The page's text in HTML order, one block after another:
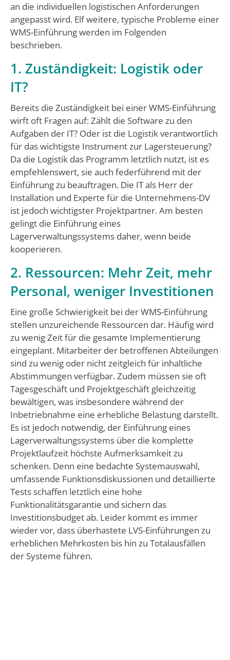
an die individuellen logistischen Anforderungen
angepasst wird. Elf weitere, typische Probleme einer
WMS-Einführung werden im Folgenden
beschrieben.
1. Zuständigkeit: Logistik oder
IT?
Bereits die Zuständigkeit bei einer WMS-Einführung
wirft oft Fragen auf: Zählt die Software zu den
Aufgaben der IT? Oder ist die Logistik verantwortlich
für das wichtigste Instrument zur Lagersteuerung?
Da die Logistik das Programm letztlich nutzt, ist es
empfehlenswert, sie auch federführend mit der
Einführung zu beauftragen. Die IT als Herr der
Installation und Experte für die Unternehmens-DV
ist jedoch wichtigster Projektpartner. Am besten
gelingt die Einführung eines
Lagerverwaltungssystems daher, wenn beide
kooperieren.
2. Ressourcen: Mehr Zeit, mehr
Personal, weniger Investitionen
Eine große Schwierigkeit bei der WMS-Einführung
stellen unzureichende Ressourcen dar. Häufig wird
zu wenig Zeit für die gesamte Implementierung
eingeplant. Mitarbeiter der betroffenen Abteilungen
sind zu wenig oder nicht zeitgleich für inhaltliche
Abstimmungen verfügbar. Zudem müssen sie oft
Tagesgeschäft und Projektgeschäft gleichzeitig
bewältigen, was insbesondere während der
Inbetriebnahme eine erhebliche Belastung darstellt.
Es ist jedoch notwendig, der Einführung eines
Lagerverwaltungssystems über die komplette
Projektlaufzeit höchste Aufmerksamkeit zu
schenken. Denn eine bedachte Systemauswahl,
umfassende Funktionsdiskussionen und detaillierte
Tests schaffen letztlich eine hohe
Funktionalitätsgarantie und sichern das
Investitionsbudget ab. Leider kommt es immer
wieder vor, dass überhastete LVS-Einführungen zu
erheblichen Mehrkosten bis hin zu Totalausfällen
der Systeme führen.